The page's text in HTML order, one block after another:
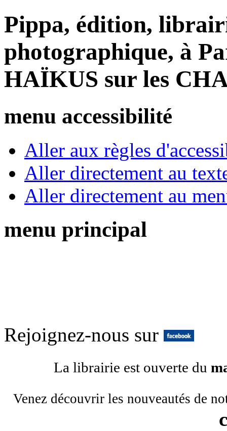
Pippa, édition,
photographique, à
HAÏKUS sur les
menu accessibilité
Aller aux règles
Aller directement au
Aller directement au
menu principal
Rejoignez-nous sur
La librairie est ouverte du
Venez découvrir les nouveautés de